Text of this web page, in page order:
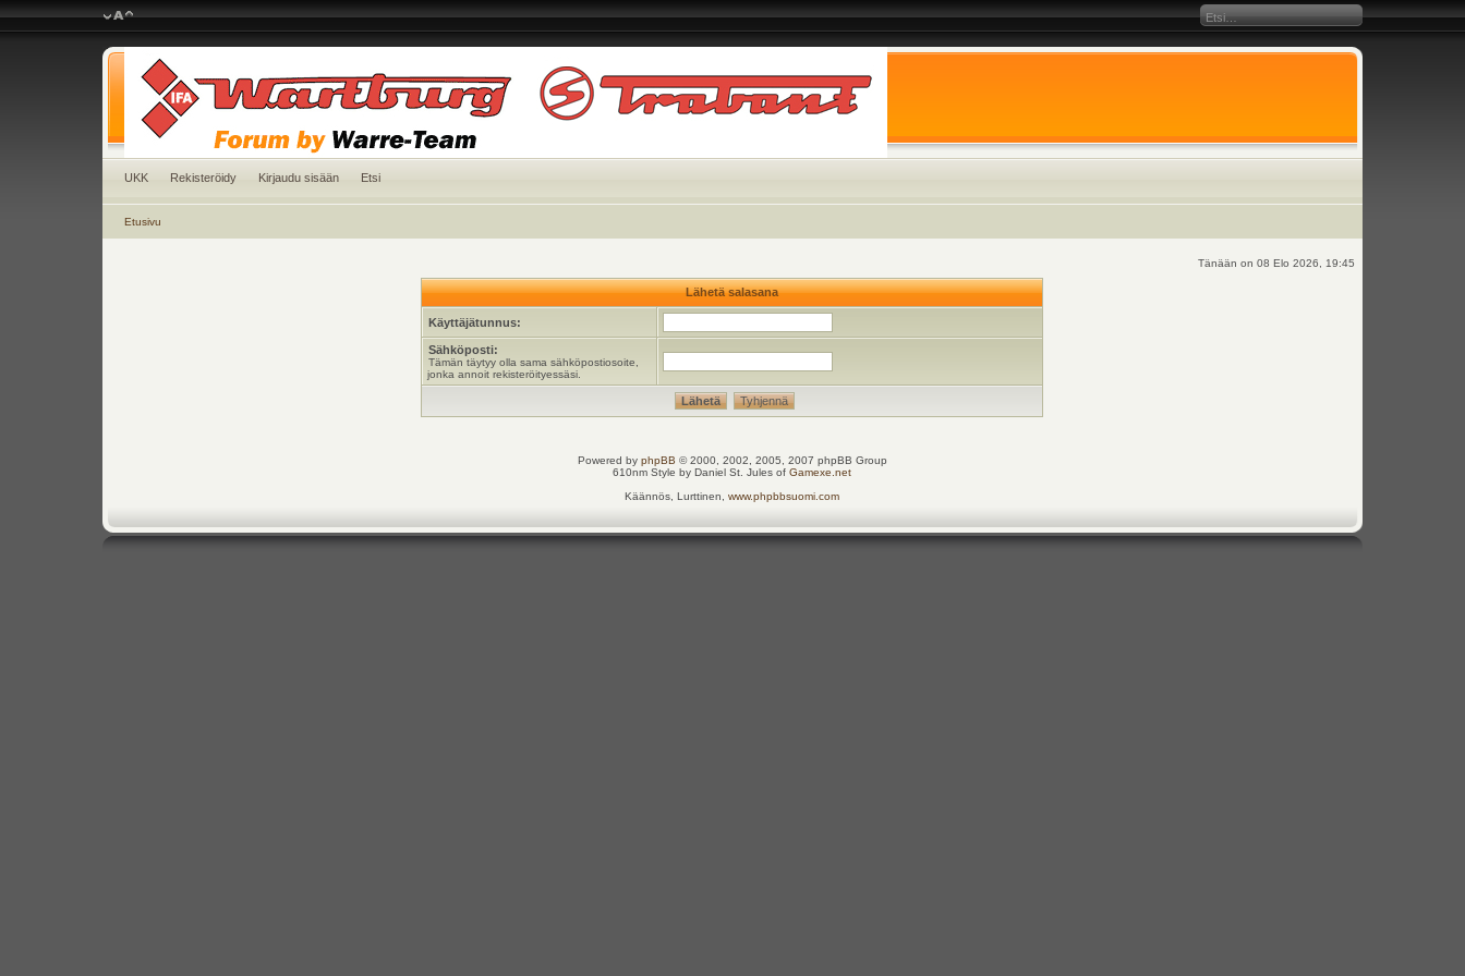
UKK Rekisteröidy Kirjaudu sisään Etsi
Etusivu
Tänään on 08 Elo 2026, 19:45
Lähetä salasana
Käyttäjätunnus:
Sähköposti:
Tämän täytyy olla sama sähköpostiosoite,
jonka annoit rekisteröityessäsi.
Powered by phpBB © 2000, 2002, 2005, 2007 phpBB Group
610nm Style by Daniel St. Jules ofGamexe.net
Käännös, Lurttinen,www.phpbbsuomi.com